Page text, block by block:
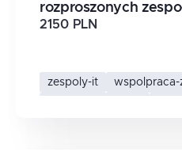
rozproszonych
2150 PLN
zespoly-it
wspolpraca-